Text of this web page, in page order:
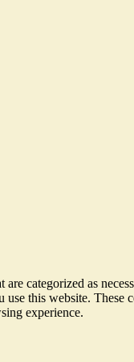
categorized as
this website.
experience.